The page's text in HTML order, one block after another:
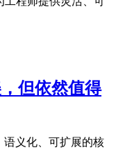
但依然值得
语义化、可扩展的核